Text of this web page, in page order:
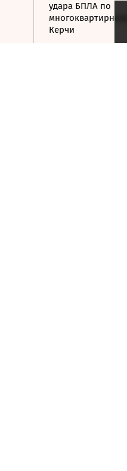
удара БПЛА по
Керчи